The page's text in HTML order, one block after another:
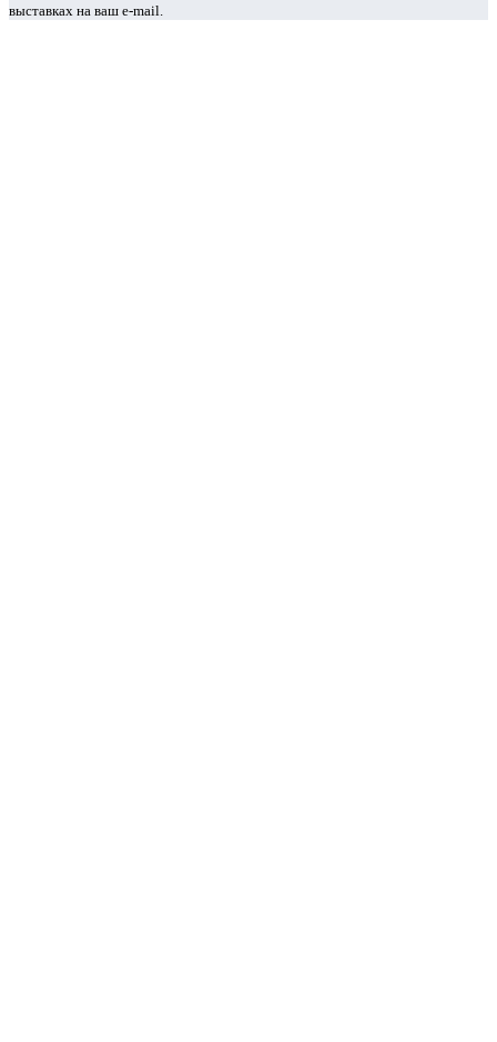
выставках на ваш e-mail.